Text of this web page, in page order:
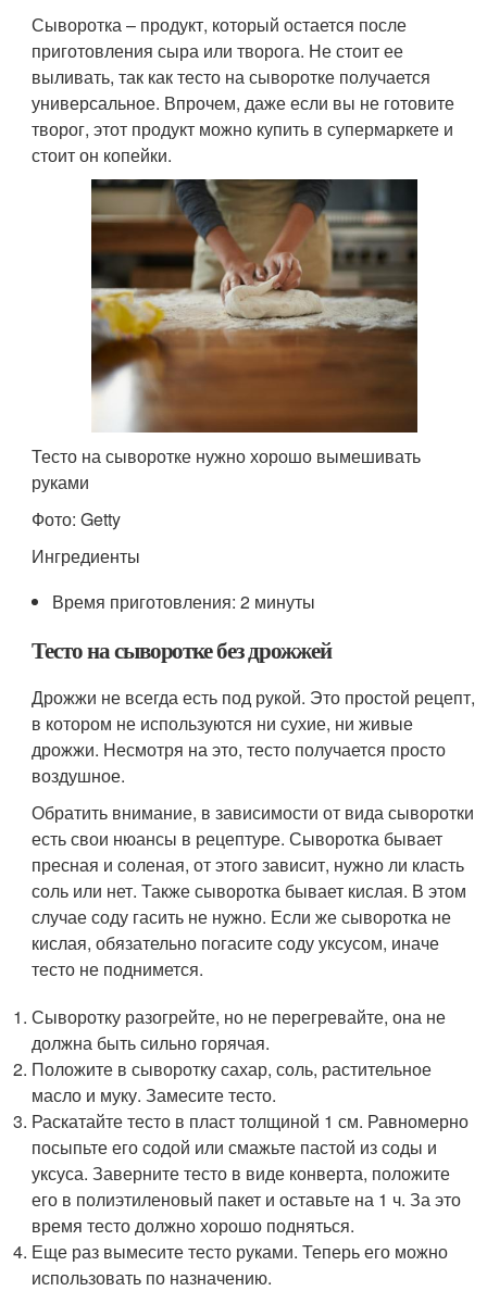
Сыворотка – продукт, который остается после
приготовления сыра или творога. Не стоит ее
выливать, так как тесто на сыворотке получается
универсальное. Впрочем, даже если вы не готовите
творог, этот продукт можно купить в супермаркете и
стоит он копейки.
Тесто на сыворотке нужно хорошо вымешивать
руками
Фото: Getty
Ингредиенты
Время приготовления: 2 минуты
Тесто на сыворотке без дрожжей
Дрожжи не всегда есть под рукой. Это простой рецепт,
в котором не используются ни сухие, ни живые
дрожжи. Несмотря на это, тесто получается просто
воздушное.
Обратить внимание, в зависимости от вида сыворотки
есть свои нюансы в рецептуре. Сыворотка бывает
пресная и соленая, от этого зависит, нужно ли класть
соль или нет. Также сыворотка бывает кислая. В этом
случае соду гасить не нужно. Если же сыворотка не
кислая, обязательно погасите соду уксусом, иначе
тесто не поднимется.
Сыворотку разогрейте, но не перегревайте, она не
должна быть сильно горячая.
Положите в сыворотку сахар, соль, растительное
масло и муку. Замесите тесто.
Раскатайте тесто в пласт толщиной 1 см. Равномерно
посыпьте его содой или смажьте пастой из соды и
уксуса. Заверните тесто в виде конверта, положите
его в полиэтиленовый пакет и оставьте на 1 ч. За это
время тесто должно хорошо подняться.
Еще раз вымесите тесто руками. Теперь его можно
использовать по назначению.